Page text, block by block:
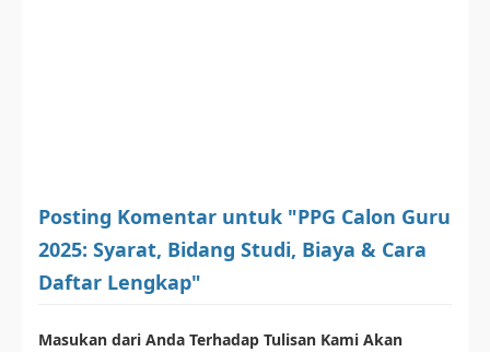
Posting Komentar untuk "PPG Calon Guru
2025: Syarat, Bidang Studi, Biaya & Cara
Daftar Lengkap"
Masukan dari Anda Terhadap Tulisan Kami Akan